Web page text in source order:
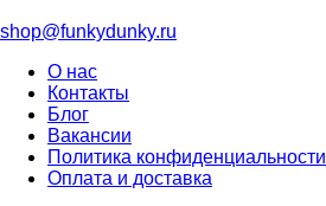
shop@funkydunky.ru
О нас
Контакты
Блог
Вакансии
Политика конфиденциальности
Оплата и доставка